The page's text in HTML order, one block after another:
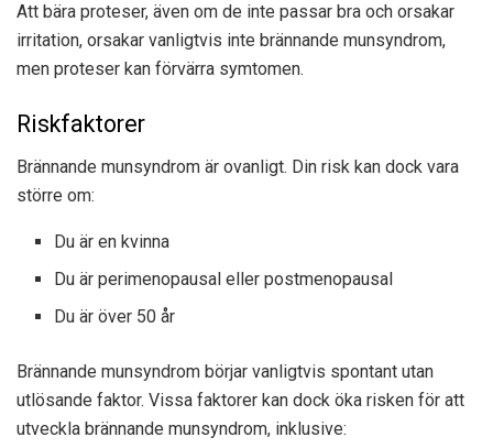
Att bära proteser, även om de inte passar bra och orsakar
irritation, orsakar vanligtvis inte brännande munsyndrom,
men proteser kan förvärra symtomen.
Riskfaktorer
Brännande munsyndrom är ovanligt. Din risk kan dock vara
större om:
Du är en kvinna
Du är perimenopausal eller postmenopausal
Du är över 50 år
Brännande munsyndrom börjar vanligtvis spontant utan
utlösande faktor. Vissa faktorer kan dock öka risken för att
utveckla brännande munsyndrom, inklusive: